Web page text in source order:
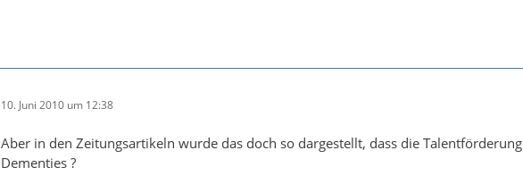
10. Juni 2010 um 12:38
Aber in den Zeitungsartikeln wurde das doch so dargestellt, dass die
Dementies ?